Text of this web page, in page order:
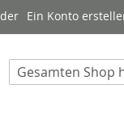
Ein Konto
Search